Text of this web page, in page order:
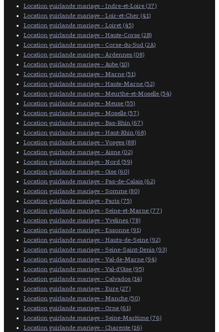
Location guirlande mariage - Indre-et-Loire (37)
Location guirlande mariage - Loir-et-Cher (41)
Location guirlande mariage - Loiret (45)
Location guirlande mariage - Haute-Corse (2B)
Location guirlande mariage - Corse-du-Sud (2A)
Location guirlande mariage - Ardennes (08)
Location guirlande mariage - Aube (10)
Location guirlande mariage - Marne (51)
Location guirlande mariage - Haute-Marne (52)
Location guirlande mariage - Meurthe-et-Moselle (54)
Location guirlande mariage - Meuse (55)
Location guirlande mariage - Moselle (57)
Location guirlande mariage - Bas-Rhin (67)
Location guirlande mariage - Haut-Rhin (68)
Location guirlande mariage - Vosges (88)
Location guirlande mariage - Aisne (02)
Location guirlande mariage - Nord (59)
Location guirlande mariage - Oise (60)
Location guirlande mariage - Pas-de-Calais (62)
Location guirlande mariage - Somme (80)
Location guirlande mariage - Paris (75)
Location guirlande mariage - Seine-et-Marne (77)
Location guirlande mariage - Yvelines (78)
Location guirlande mariage - Essonne (91)
Location guirlande mariage - Hauts-de-Seine (92)
Location guirlande mariage - Seine-Saint-Denis (93)
Location guirlande mariage - Val-de-Marne (94)
Location guirlande mariage - Val-d'Oise (95)
Location guirlande mariage - Calvados (14)
Location guirlande mariage - Eure (27)
Location guirlande mariage - Manche (50)
Location guirlande mariage - Orne (61)
Location guirlande mariage - Seine-Maritime (76)
Location guirlande mariage - Charente (16)